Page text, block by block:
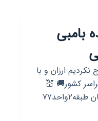
بامبی
ارزان و با
کشور🚚 💒
ادرس:همدان خیابان بوعلی مهستان طبقه۲واحد۷۷